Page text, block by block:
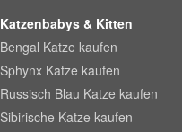
Katzenbabys & Kitten
Bengal Katze kaufen
Sphynx Katze kaufen
Russisch Blau Katze kaufen
Sibirische Katze kaufen